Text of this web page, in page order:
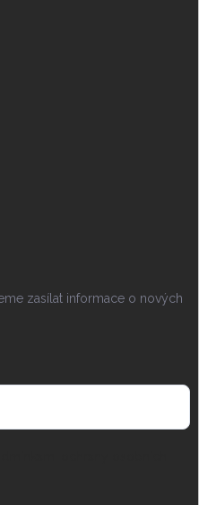
zasílat informace o nových